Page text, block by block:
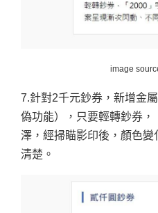
image
7.針對2千元鈔券，新增金
偽功能），只要輕轉鈔券
澤，經掃瞄影印後，顏色
清楚。